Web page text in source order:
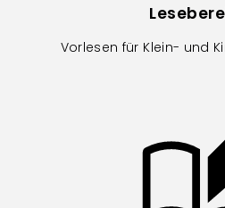
Vorlesen für Klein- und